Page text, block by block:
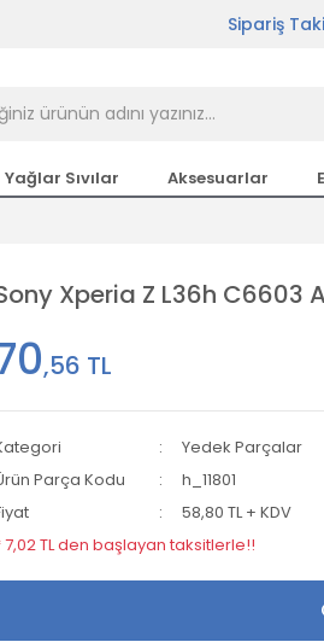
Sipariş
Yağlar Sıvılar Aksesuarlar
Xperia Z L36h C6603
,56 TL
Yedek Parçalar
Parça Kodu
h_11801
58,80 TL + KDV
7,02 TL den başlayan taksitlerle!!